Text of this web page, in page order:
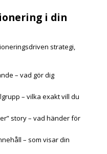
i din
strategi,
– vad gör dig
– vilka exakt vill du
story – vad händer för
– som visar din